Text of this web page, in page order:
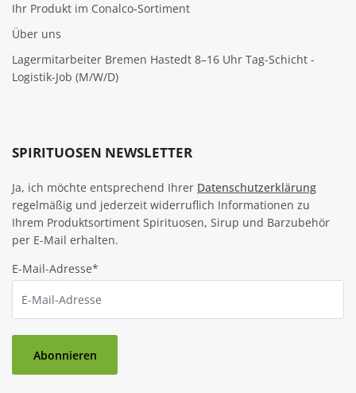
Ihr Produkt im Conalco-Sortiment
Über uns
Lagermitarbeiter Bremen Hastedt 8–16 Uhr Tag-Schicht -
Logistik-Job (M/W/D)
SPIRITUOSEN NEWSLETTER
Ja, ich möchte entsprechend Ihrer Datenschutzerklärung
regelmäßig und jederzeit widerruflich Informationen zu
Ihrem Produktsortiment Spirituosen, Sirup und Barzubehör
per E-Mail erhalten.
E-Mail-Adresse*
Abonnieren